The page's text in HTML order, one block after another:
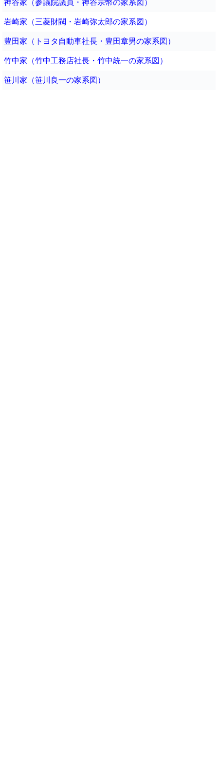
神谷家（参議院議員・神谷宗幣の家系図）
岩崎家（三菱財閥・岩崎弥太郎の家系図）
豊田家（トヨタ自動車社長・豊田章男の家系図）
竹中家（竹中工務店社長・竹中統一の家系図）
笹川家（笹川良一の家系図）